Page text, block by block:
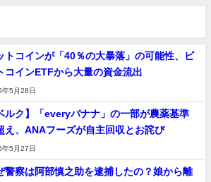
トコインが「40％の大暴落」の可能性、ビ
コインETFから大量の資金流出
年5月28日
ルク】「everyバナナ」の一部が農薬基準
え、ANAフーズが自主回収とお詫び
年5月27日
警察は阿部慎之助を逮捕したの？娘から離